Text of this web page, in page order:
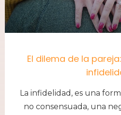
El dilema de la
La infidelidad, es una
no consensuada, una